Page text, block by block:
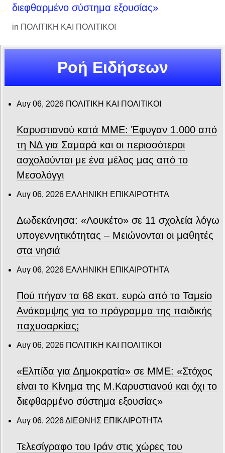
διεφθαρμένο σύστημα εξουσίας»
in ΠΟΛΙΤΙΚΗ ΚΑΙ ΠΟΛΙΤΙΚΟΙ
Ροή Ειδήσεων
Αυγ 06, 2026 ΠΟΛΙΤΙΚΗ ΚΑΙ ΠΟΛΙΤΙΚΟΙ
Καρυστιανού κατά ΜΜΕ: Έφυγαν 1.000 από
τη ΝΔ για Σαμαρά και οι περισσότεροι
ασχολούνται με ένα μέλος μας από το
Μεσολόγγι
Αυγ 06, 2026 ΕΛΛΗΝΙΚΗ ΕΠΙΚΑΙΡΟΤΗΤΑ
Δωδεκάνησα: «Λουκέτο» σε 11 σχολεία λόγω
υπογεννητικότητας – Μειώνονται οι μαθητές
στα νησιά
Αυγ 06, 2026 ΕΛΛΗΝΙΚΗ ΕΠΙΚΑΙΡΟΤΗΤΑ
Πού πήγαν τα 68 εκατ. ευρώ από το Ταμείο
Ανάκαμψης για το πρόγραμμα της παιδικής
παχυσαρκίας;
Αυγ 06, 2026 ΠΟΛΙΤΙΚΗ ΚΑΙ ΠΟΛΙΤΙΚΟΙ
«Ελπίδα για Δημοκρατία» σε ΜΜΕ: «Στόχος
είναι το Κίνημα της Μ.Καρυστιανού και όχι το
διεφθαρμένο σύστημα εξουσίας»
Αυγ 06, 2026ΔΙΕΘΝΗΣ ΕΠΙΚΑΙΡΟΤΗΤΑ
Τελεσίγραφο του Ιράν στις χώρες του